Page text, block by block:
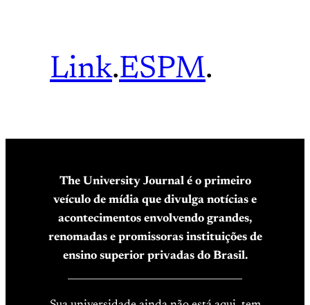
Link.ESPM.
The University Journal é o primeiro
veículo de mídia que divulga notícias e
acontecimentos envolvendo grandes,
renomadas e promissoras instituições de
ensino superior privadas do Brasil.